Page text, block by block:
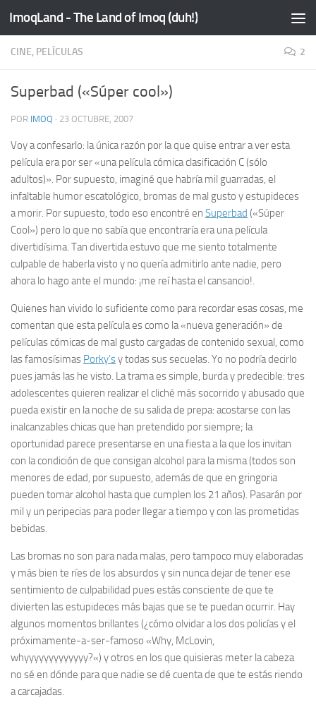
Saltar al contenido
ImoqLand - The Land of Imoq (duh!)
CINE, PELÍCULAS 2
Superbad («Súper cool»)
POR IMOQ · 23 OCTUBRE, 2007
Voy a confesarlo: la única razón por la que quise entrar a ver esta
película era por ser «una película cómica clasificación C (sólo
adultos)». Por supuesto, imaginé que habría mil guarradas, el
infaltable humor escatológico, bromas de mal gusto y estupideces
a morir. Por supuesto, todo eso encontré en Superbad («Súper
Cool») pero lo que no sabía que encontraría era una película
divertidísima. Tan divertida estuvo que me siento totalmente
culpable de haberla visto y no quería admitirlo ante nadie, pero
ahora lo hago ante el mundo: ¡me reí hasta el cansancio!.
Quienes han vivido lo suficiente como para recordar esas cosas, me
comentan que esta película es como la «nueva generación» de
películas cómicas de mal gusto cargadas de contenido sexual, como
las famosísimas Porky’sy todas sus secuelas. Yo no podría decirlo
pues jamás las he visto. La trama es simple, burda y predecible: tres
adolescentes quieren realizar el cliché más socorrido y abusado que
pueda existir en la noche de su salida de prepa: acostarse con las
inalcanzables chicas que han pretendido por siempre; la
oportunidad parece presentarse en una fiesta a la que los invitan
con la condición de que consigan alcohol para la misma (todos son
menores de edad, por supuesto, además de que en gringoria
pueden tomar alcohol hasta que cumplen los 21 años). Pasarán por
mil y un peripecias para poder llegar a tiempo y con las prometidas
bebidas.
Las bromas no son para nada malas, pero tampoco muy elaboradas
y más bien te ríes de los absurdos y sin nunca dejar de tener ese
sentimiento de culpabilidad pues estás consciente de que te
divierten las estupideces más bajas que se te puedan ocurrir. Hay
algunos momentos brillantes (¿cómo olvidar a los dos policías y el
próximamente-a-ser-famoso «Why, McLovin,
whyyyyyyyyyyyyy?«) y otros en los que quisieras meter la cabeza
no sé en dónde para que nadie se dé cuenta de que te estás riendo
a carcajadas.